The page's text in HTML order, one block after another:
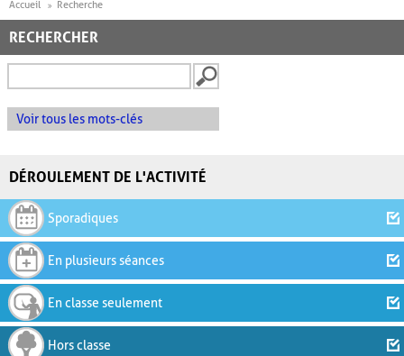
Accueil Recherche
RECHERCHER
Voir tous les mots-clés
DÉROULEMENT DE L'ACTIVITÉ
Sporadiques
En plusieurs séances
En classe seulement
Hors classe